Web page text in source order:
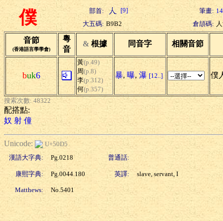
僕 部首: [9] 筆畫: 14
大五碼: B9B2 倉頡碼:
音節
(香港語言學學會)
粵
音
& 根據 同音字 相關音節
buk6
黃(p.49)
周(p.8)
李(p.312)
何(p.357)
暴, 曝, 瀑 [12..] 僕
搜索次數: 48322
配搭點:
奴 射 僮
Unicode:
U+50D5
漢語大字典:
Pg.0218 普通話:
康熙字典: Pg.0044.180 英譯: slave, servant, I
Matthews: No.5401